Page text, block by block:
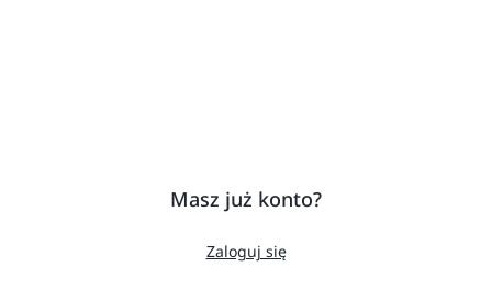
Masz już konto?
Zaloguj się